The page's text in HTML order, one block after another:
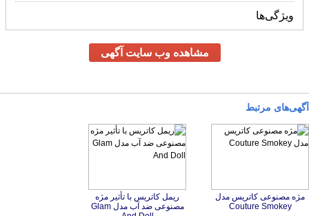
کشور تولید کننده
آگهی‌های مرتبط